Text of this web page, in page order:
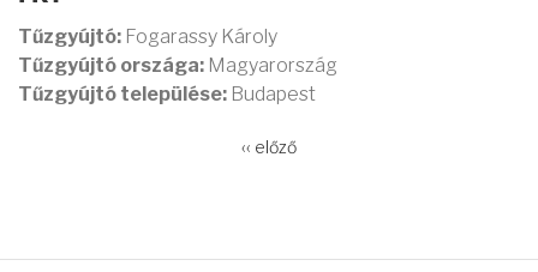
Tűzgyújtó: Fogarassy Károly
Tűzgyújtó országa: Magyarország
Tűzgyújtó települése: Budapest
Előző
‹‹ előző